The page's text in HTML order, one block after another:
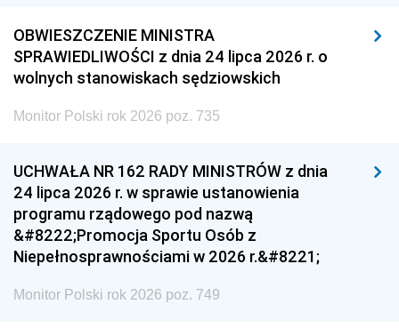
OBWIESZCZENIE MINISTRA
SPRAWIEDLIWOŚCI z dnia 24 lipca 2026 r. o
wolnych stanowiskach sędziowskich
Monitor Polski rok 2026 poz. 735
UCHWAŁA NR 162 RADY MINISTRÓW z dnia
24 lipca 2026 r. w sprawie ustanowienia
programu rządowego pod nazwą
&#8222;Promocja Sportu Osób z
Niepełnosprawnościami w 2026 r.&#8221;
Monitor Polski rok 2026 poz. 749